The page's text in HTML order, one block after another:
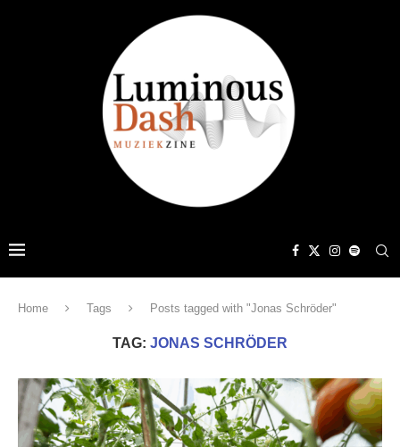
Home Tags Posts tagged with "Jonas Schröder"
TAG: JONAS SCHRÖDER